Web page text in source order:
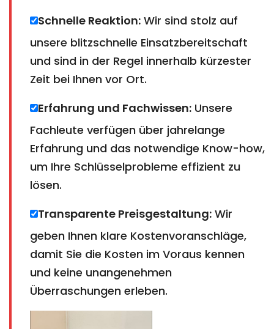
Schnelle Reaktion: Wir sind stolz auf
unsere blitzschnelle Einsatzbereitschaft
und sind in der Regel innerhalb kürzester
Zeit bei Ihnen vor Ort.
Erfahrung und Fachwissen: Unsere
Fachleute verfügen über jahrelange
Erfahrung und das notwendige Know-how,
um Ihre Schlüsselprobleme effizient zu
lösen.
Transparente Preisgestaltung: Wir
geben Ihnen klare Kostenvoranschläge,
damit Sie die Kosten im Voraus kennen
und keine unangenehmen
Überraschungen erleben.